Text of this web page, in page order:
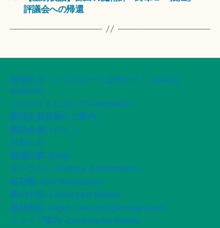
評議会への帰還
船智日月・イリスカーラ公式サイト -official
Website-
このサイトについて -ArtWorks-
購読会員登録のご案内
購読会員ログイン
お知らせ
新着記事 -Blog-
ギャラリー -Picture & Illustration-
桜荘園 -Doll Realization-
風の小径 -LiteraryArt Works-
星紡夜話 -Night Tales of Spinning Stars-
ショップ案内 -CreativeArt Works-